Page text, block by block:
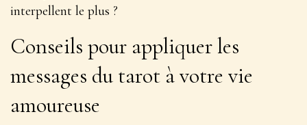
interpellent le plus ?
Conseils pour appliquer les
messages du tarot à votre vie
amoureuse